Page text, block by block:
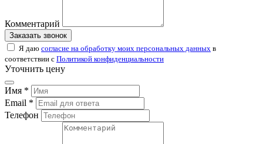
Комментарий
Заказать звонок
Я даю согласие на обработку моих персональных данных в
соответствии с Политикой конфиденциальности
Уточнить цену
Имя *
Email *
Телефон